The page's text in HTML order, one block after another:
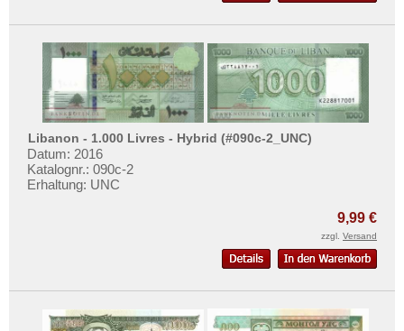
Straits Settlements
Süd-Ossetien
Südkorea
Syrien
Tadschikistan
Taiwan
Usbekistan
Vereinigte Arabische Emirate
Widerrufsbelehrung
Liefer- und Versandkosten
Impressum
Libanon - 1.000 Livres - Hybrid (#090c-2_UNC)
Datum: 2016
Katalognr.: 090c-2
Erhaltung: UNC
9,99 €
zzgl. Versand